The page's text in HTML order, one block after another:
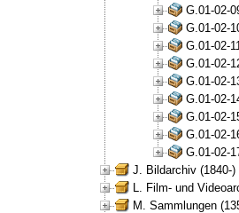
G.01-02-
G.01-02-
G.01-02-
G.01-02-
G.01-02-
G.01-02-
G.01-02-
G.01-02-
G.01-02-
J. Bildarchiv (1840-)
L. Film- und
M. Sammlungen